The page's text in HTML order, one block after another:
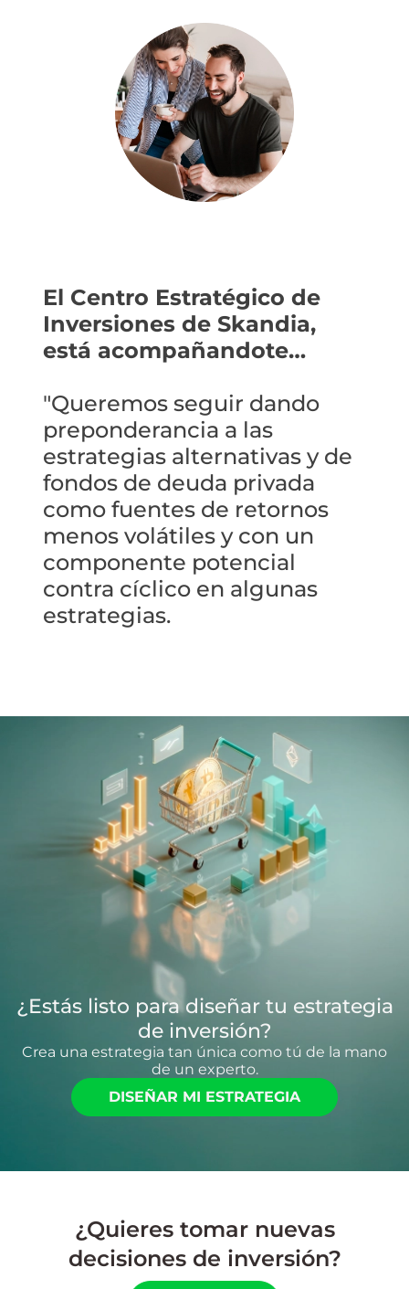
El Centro Estratégico de
Inversiones de Skandia,
está acompañandote…
"Queremos seguir dando
preponderancia a las
estrategias alternativas y de
fondos de deuda privada
como fuentes de retornos
menos volátiles y con un
componente potencial
contra cíclico en algunas
estrategias.
¿Estás listo para diseñar tu estrategia
de inversión?
Crea una estrategia tan única como tú de la mano
de un experto.
DISEÑAR MI ESTRATEGIA
¿Quieres tomar nuevas
decisiones de inversión?